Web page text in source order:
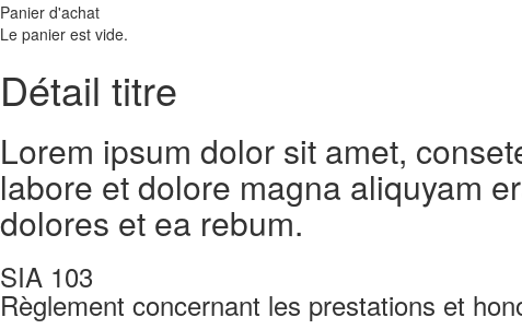
Panier d'achat
Le panier est vide.
Détail titre
Lorem ipsum dolor sit amet,
labore et dolore magna aliquyam
dolores et ea rebum.
SIA 103
Règlement concernant les prestations et